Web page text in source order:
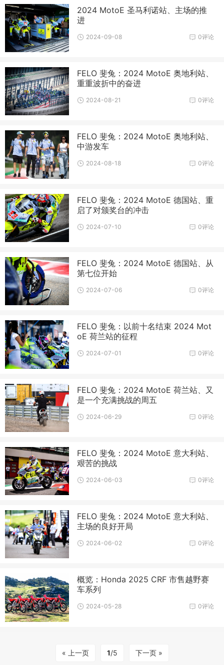
2024 MotoE 圣马利诺站、主场的推
进
0评论
2024-09-08
FELO 斐兔：2024 MotoE 奥地利站、
重重波折中的奋进
0评论
2024-08-21
FELO 斐兔：2024 MotoE 奥地利站、
中游发车
0评论
2024-08-18
FELO 斐兔：2024 MotoE 德国站、重
启了对颁奖台的冲击
0评论
2024-07-10
FELO 斐兔：2024 MotoE 德国站、从
第七位开始
0评论
2024-07-06
FELO 斐兔：以前十名结束 2024 Mot
oE 荷兰站的征程
0评论
2024-07-01
FELO 斐兔：2024 MotoE 荷兰站、又
是一个充满挑战的周五
0评论
2024-06-29
FELO 斐兔：2024 MotoE 意大利站、
艰苦的挑战
0评论
2024-06-03
FELO 斐兔：2024 MotoE 意大利站、
主场的良好开局
0评论
2024-06-02
概览：Honda 2025 CRF 市售越野赛
车系列
0评论
2024-05-28
« 上一页 1/5 下一页 »